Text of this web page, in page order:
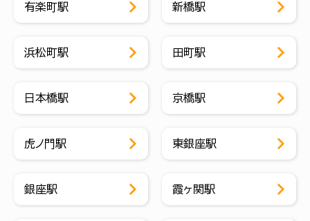
有楽町駅 新橋駅
浜松町駅 田町駅
日本橋駅 京橋駅
虎ノ門駅 東銀座駅
銀座駅 霞ヶ関駅